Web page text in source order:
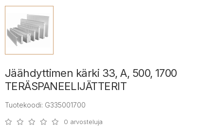
Jäähdyttimen kärki 33, A, 500, 1700
TERÄSPANEELIJÄTTERIT
Tuotekoodi: G335001700
0 arvosteluja